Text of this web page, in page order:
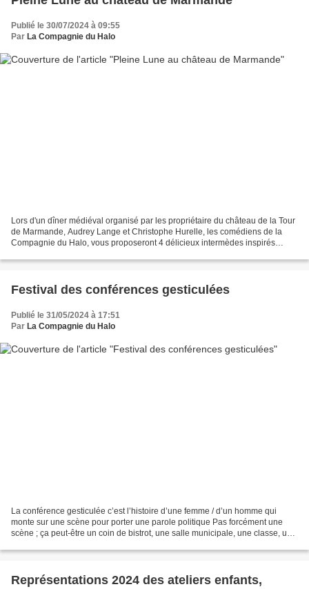
Publié le 30/07/2024 à 09:55
Par La Compagnie du Halo
Lors d'un dîner médiéval organisé par les propriétaire du château de la Tour
de Marmande, Audrey Lange et Christophe Hurelle, les comédiens de la
Compagnie du Halo, vous proposeront 4 délicieux intermèdes inspirés
Festival des conférences gesticulées
Publié le 31/05/2024 à 17:51
Par La Compagnie du Halo
La conférence gesticulée c’est l’histoire d’une femme / d’un homme qui
monte sur une scène pour porter une parole politique Pas forcément une
scène ; ça peut-être un coin de bistrot, une salle municipale, une classe, un
Représentations 2024 des ateliers enfants,